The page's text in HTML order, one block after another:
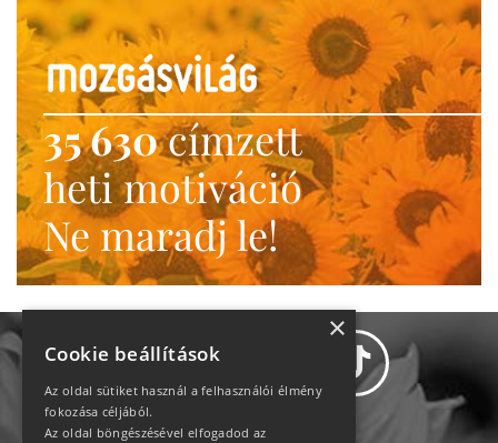
35 630címzett
heti motiváció
Ne maradj le!
×
Cookie beállítások
Az oldal sütiket használ a felhasználói élmény
fokozása céljából.
Az oldal böngészésével elfogadod az